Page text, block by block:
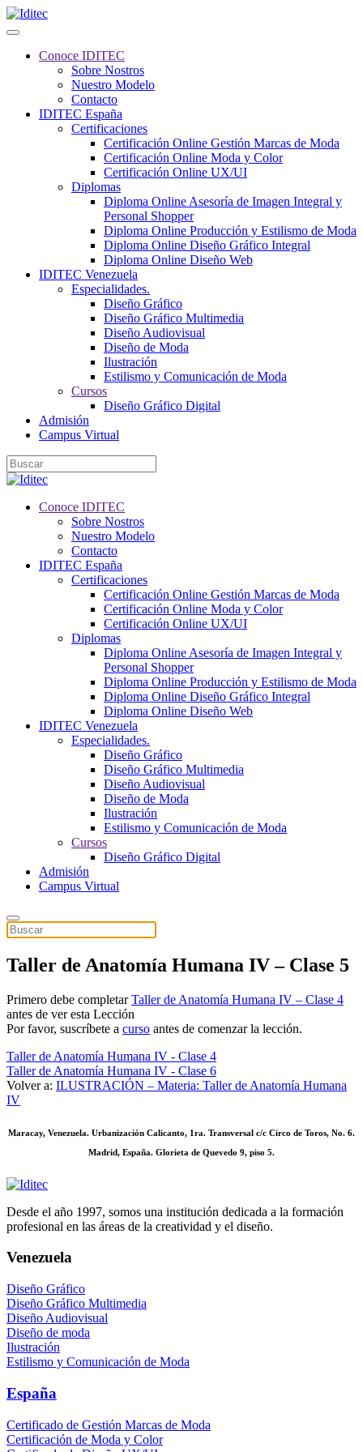
Conoce IDITEC
Sobre Nostros
Nuestro Modelo
Contacto
IDITEC España
Certificaciones
Certificación Online Gestión Marcas de Moda
Certificación Online Moda y Color
Certificación Online UX/UI
Diplomas
Diploma Online Asesoría de Imagen Integral y
Personal Shopper
Diploma Online Producción y Estilismo de Moda
Diploma Online Diseño Gráfico Integral
Diploma Online Diseño Web
IDITEC Venezuela
Especialidades.
Diseño Gráfico
Diseño Gráfico Multimedia
Diseño Audiovisual
Diseño de Moda
Ilustración
Estilismo y Comunicación de Moda
Cursos
Diseño Gráfico Digital
Admisión
Campus Virtual
Conoce IDITEC
Sobre Nostros
Nuestro Modelo
Contacto
IDITEC España
Certificaciones
Certificación Online Gestión Marcas de Moda
Certificación Online Moda y Color
Certificación Online UX/UI
Diplomas
Diploma Online Asesoría de Imagen Integral y
Personal Shopper
Diploma Online Producción y Estilismo de Moda
Diploma Online Diseño Gráfico Integral
Diploma Online Diseño Web
IDITEC Venezuela
Especialidades.
Diseño Gráfico
Diseño Gráfico Multimedia
Diseño Audiovisual
Diseño de Moda
Ilustración
Estilismo y Comunicación de Moda
Cursos
Diseño Gráfico Digital
Admisión
Campus Virtual
Taller de Anatomía Humana IV – Clase 5
Primero debe completarTaller de Anatomía Humana IV – Clase 4
antes de ver esta Lección
Por favor, suscríbete a curso antes de comenzar la lección.
Taller de Anatomía Humana IV - Clase 4
Taller de Anatomía Humana IV - Clase 6
Volver a: ILUSTRACIÓN – Materia: Taller de Anatomía Humana
IV
Maracay, Venezuela. Urbanización Calicanto, 1ra. Transversal c/c Circo de Toros, No. 6.
Madrid, España. Glorieta de Quevedo 9, piso 5.
Desde el año 1997, somos una institución dedicada a la formación
profesional en las áreas de la creatividad y el diseño.
Venezuela
Diseño Gráfico
Diseño Gráfico Multimedia
Diseño Audiovisual
Diseño de moda
Ilustración
Estilismo y Comunicación de Moda
España
Certificado de Gestión Marcas de Moda
Certificación de Moda y Color